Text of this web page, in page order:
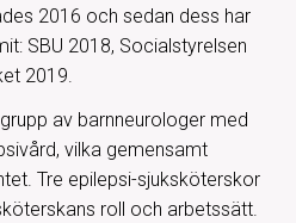
2016 och sedan dess har
SBU 2018, Socialstyrelsen
2019.
av barnneurologer med
vilka gemensamt
Tre epilepsi-sjuksköterskor
roll och arbetssätt.